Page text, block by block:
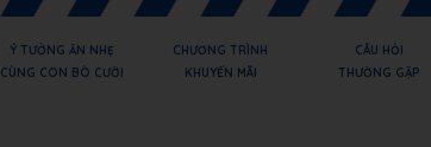
Ý TƯỞNG ĂN NHẸ
CÙNG CON BÒ CƯỜI
CHƯƠNG TRÌNH
KHUYẾN MÃI
CÂU HỎI
THƯỜNG GẶP